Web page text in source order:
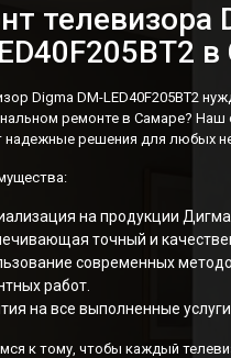
телевизора
Digma DM-LED40F205BT2
ремонте в Самаре? Наш
надежные решения для любых
на продукции
точный и
современных
работ.
на все выполненные услуги.
к тому, чтобы каждый